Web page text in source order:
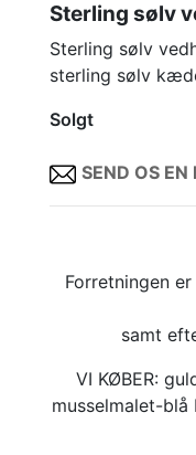
Sterling sølv
Sterling sølv
sterling sølv
Solgt
SEND OS
Forretningen
samt
VI KØBER:
musselmalet-